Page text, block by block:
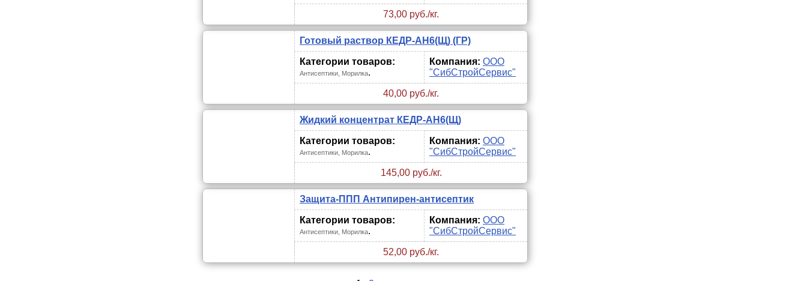
73,00 руб./кг.
Готовый раствор КЕДР-АН6(Щ) (ГР)
Категории товаров:
Антисептики, Морилка.
Компания: ООО
"СибСтройСервис"
40,00 руб./кг.
Жидкий концентрат КЕДР-АН6(Щ)
Категории товаров:
Антисептики, Морилка.
Компания: ООО
"СибСтройСервис"
145,00 руб./кг.
Защита-ППП Антипирен-антисептик
Категории товаров:
Антисептики, Морилка.
Компания: ООО
"СибСтройСервис"
52,00 руб./кг.